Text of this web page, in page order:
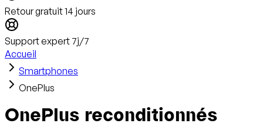
Retour gratuit 14 jours
Support expert 7j/7
Accueil
Smartphones
OnePlus
OnePlus reconditionnés